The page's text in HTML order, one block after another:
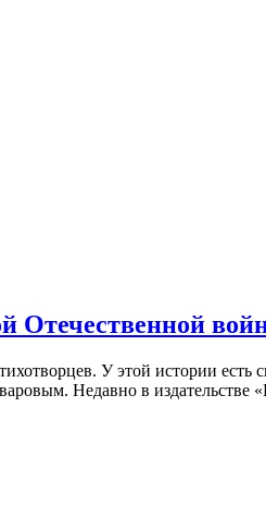
Отечественной
У этой истории есть
Недавно в издательстве